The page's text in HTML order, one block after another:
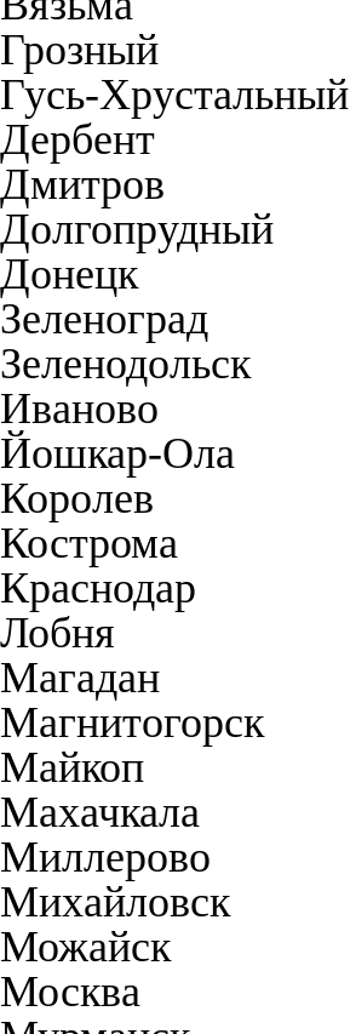
Грозный
Гусь-Хрустальный
Дербент
Дмитров
Долгопрудный
Донецк
Зеленоград
Зеленодольск
Иваново
Йошкар-Ола
Королев
Кострома
Краснодар
Лобня
Магадан
Магнитогорск
Майкоп
Махачкала
Миллерово
Михайловск
Можайск
Москва